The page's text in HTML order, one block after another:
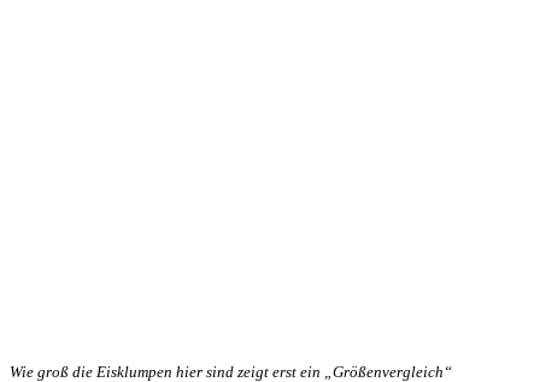
Wie groß die Eisklumpen hier sind zeigt erst ein „Größenvergleich“